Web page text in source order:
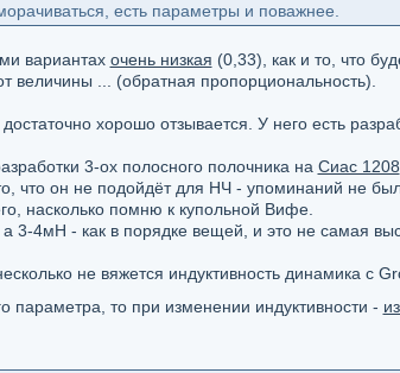
есть параметры и поважнее.
вариантах очень низкая (0,33), как и то, что
величины ... (обратная пропорциональность).
хорошо отзывается. У него есть
3-ох полосного полочника на Сиас 1208
что он не подойдёт для НЧ - упоминаний не
насколько помню к купольной Вифе.
3-4мН - как в порядке вещей, и это не самая
не вяжется индуктивность динамика с
параметра, то при изменении индуктивности -